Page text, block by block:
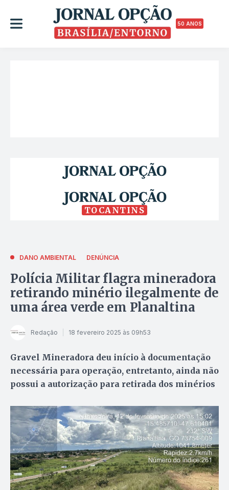
50 ANOS
TOCANTINS
DANO AMBIENTAL DENÚNCIA
Polícia Militar flagra mineradora
retirando minério ilegalmente de
uma área verde em Planaltina
Redação 18 fevereiro 2025 às 09h53
Gravel Mineradora deu início à documentação
necessária para operação, entretanto, ainda não
possui a autorização para retirada dos minérios